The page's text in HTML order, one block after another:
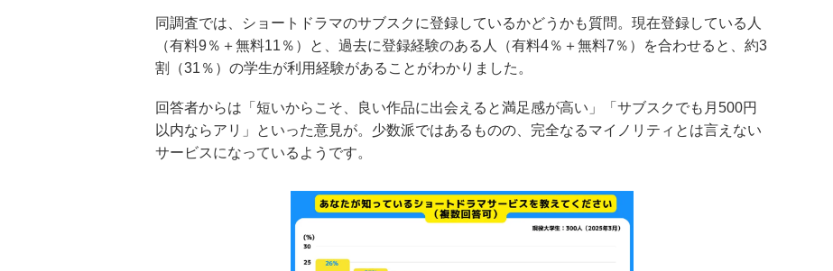
同調査では、ショートドラマのサブスクに登録しているかどうかも質問。現在登録している人
（有料9％＋無料11％）と、過去に登録経験のある人（有料4％＋無料7％）を合わせると、約3
割（31％）の学生が利用経験があることがわかりました。
回答者からは「短いからこそ、良い作品に出会えると満足感が高い」「サブスクでも月500円
以内ならアリ」といった意見が。少数派ではあるものの、完全なるマイノリティとは言えない
サービスになっているようです。